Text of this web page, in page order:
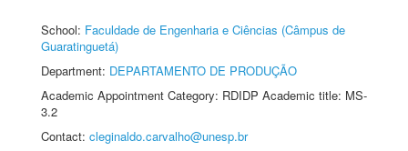
School: Faculdade de Engenharia e Ciências (Câmpus de
Guaratinguetá)
Department: DEPARTAMENTO DE PRODUÇÃO
Academic Appointment Category: RDIDP Academic title: MS-
3.2
Contact: cleginaldo.carvalho@unesp.br